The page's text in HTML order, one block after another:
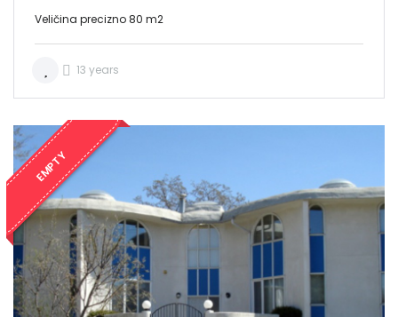
Veličina precizno 80 m2
13 years
EMPTY